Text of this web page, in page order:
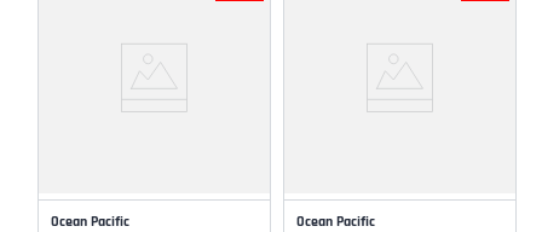
Ocean Pacific Ocean Pacific